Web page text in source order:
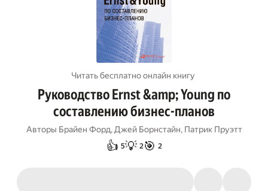
Читать бесплатно онлайн книгу
Руководство Ernst &amp; Young по
составлению бизнес-планов
Авторы Брайен Форд, Джей Борнстайн, Патрик Пруэтт
👍 5💡 2🎯 2